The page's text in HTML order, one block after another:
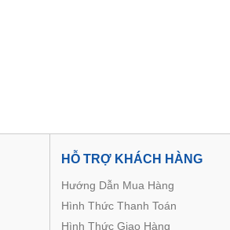
HỖ TRỢ KHÁCH HÀNG
Hướng Dẫn Mua Hàng
Hình Thức Thanh Toán
Hình Thức Giao Hàng